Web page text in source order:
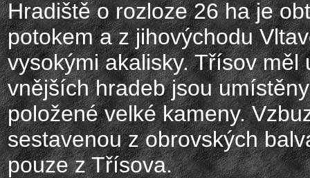
Hradiště o rozloze 26 ha je
potokem a z jihovýchodu
vysokými akalisky. Třísov
vnějších hradeb jsou
položené velké kameny.
sestavenou z obrovských
pouze z Třísova.